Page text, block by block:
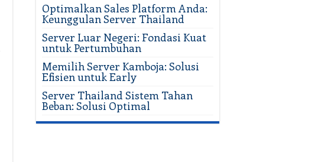
Optimalkan Sales Platform Anda:
Keunggulan Server Thailand
Server Luar Negeri: Fondasi Kuat
untuk Pertumbuhan
Memilih Server Kamboja: Solusi
Efisien untuk Early
Server Thailand Sistem Tahan
Beban: Solusi Optimal